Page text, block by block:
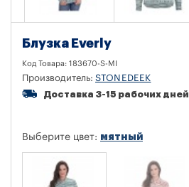
Блузка Everly
Код Товара: 183670-S-MI
Производитель: STONEDEEK
Доставка 3-15 рабочих дней
Выберите цвет: мятный